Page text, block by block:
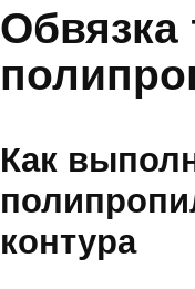
Обвязка
Как
контура